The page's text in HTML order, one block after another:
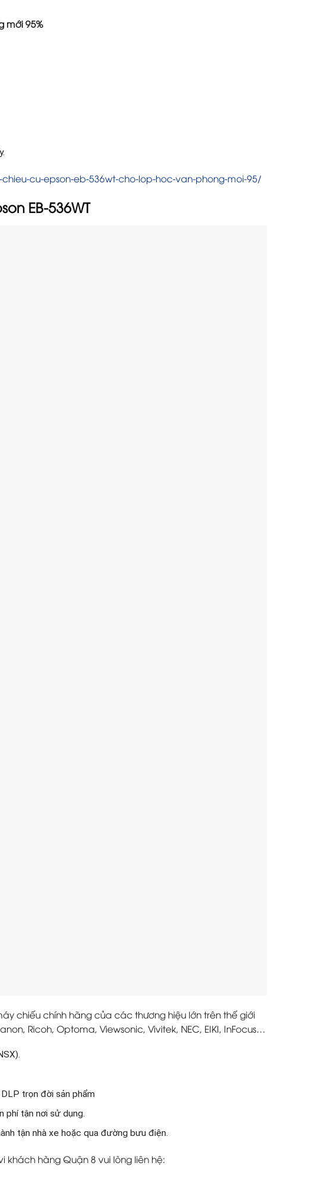
mới 95%
cu-epson-eb-536wt-cho-lop-hoc-van-phong-moi-95/
EB-536WT
chiếu chính hãng của các thương hiệu lớn trên thế giới
Ricoh, Optoma, Viewsonic, Vivitek, NEC, EIKI, InFocus…
trọn đời sản phẩm
phí tận nơi sử dụng.
tận nhà xe hoặc qua đường bưu điện.
hàng Quận 8 vui lòng liên hệ: